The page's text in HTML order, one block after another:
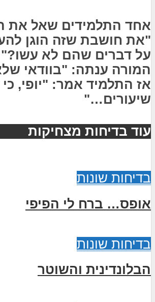
אחד התלמידים שאל את
"את חושבת שזה הוגן
על דברים שהם לא עשו?"
המורה ענתה: "בוודאי
אז התלמיד אמר: "יופי,
שיעורים…"
עוד בדיחות מצחיקות
בדיחות שונות
אופס… ברח לי הפיפי
בדיחות שונות
הבלונדינית והשוטר